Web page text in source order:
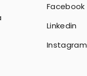
Facebook
Linkedin
Instagram